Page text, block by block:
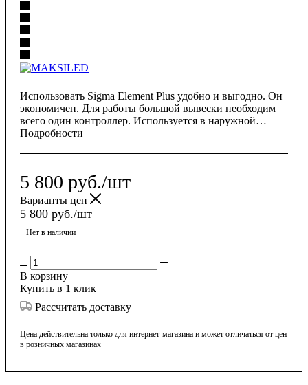
Использовать Sigma Element Plus удобно и выгодно. Он
всего один контроллер. Используется в наружной
архитектурных проектах.
5 800руб.
Варианты цен
Нет в наличии
В корзину
Рассчитать доставку
Цена действительна только для интернет-магазина и может отличаться от цен